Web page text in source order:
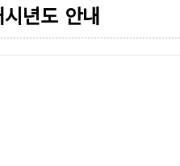
년도 안내